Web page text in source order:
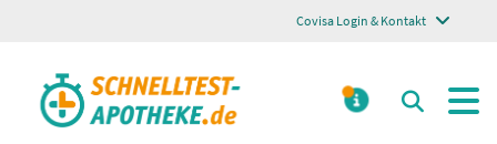
Covisa Login & Kontakt
Schnelltest Apotheke
Suchen